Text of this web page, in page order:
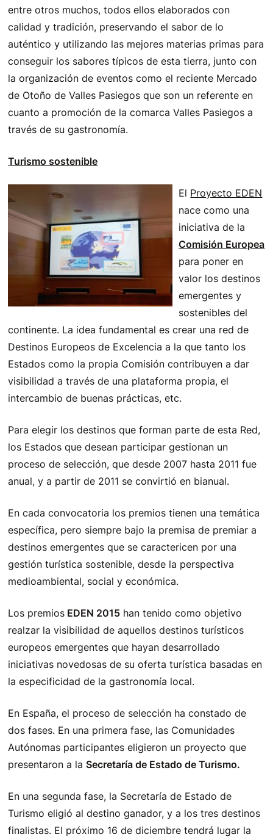
entre otros muchos, todos ellos elaborados con
calidad y tradición, preservando el sabor de lo
auténtico y utilizando las mejores materias primas para
conseguir los sabores típicos de esta tierra, junto con
la organización de eventos como el reciente Mercado
de Otoño de Valles Pasiegos que son un referente en
cuanto a promoción de la comarca Valles Pasiegos a
través de su gastronomía.
Turismo sostenible
El Proyecto EDEN
nace como una
iniciativa de la
Comisión Europea
para poner en
valor los destinos
emergentes y
sostenibles del
continente. La idea fundamental es crear una red de
Destinos Europeos de Excelencia a la que tanto los
Estados como la propia Comisión contribuyen a dar
visibilidad a través de una plataforma propia, el
intercambio de buenas prácticas, etc.
Para elegir los destinos que forman parte de esta Red,
los Estados que desean participar gestionan un
proceso de selección, que desde 2007 hasta 2011 fue
anual, y a partir de 2011 se convirtió en bianual.
En cada convocatoria los premios tienen una temática
específica, pero siempre bajo la premisa de premiar a
destinos emergentes que se caractericen por una
gestión turística sostenible, desde la perspectiva
medioambiental, social y económica.
Los premios EDEN 2015 han tenido como objetivo
realzar la visibilidad de aquellos destinos turísticos
europeos emergentes que hayan desarrollado
iniciativas novedosas de su oferta turística basadas en
la especificidad de la gastronomía local.
En España, el proceso de selección ha constado de
dos fases. En una primera fase, las Comunidades
Autónomas participantes eligieron un proyecto que
presentaron a laSecretaría de Estado de Turismo.
En una segunda fase, la Secretaría de Estado de
Turismo eligió al destino ganador, y a los tres destinos
finalistas. El próximo 16 de diciembre tendrá lugar la